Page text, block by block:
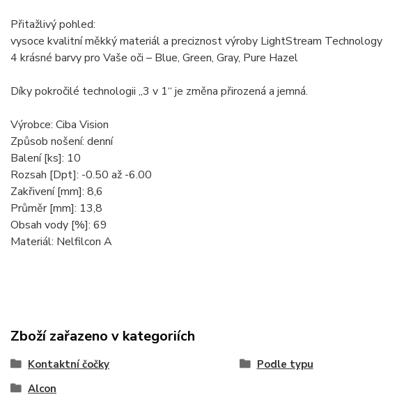
Přitažlivý pohled:
vysoce kvalitní měkký materiál a preciznost výroby LightStream Technology
4 krásné barvy pro Vaše oči – Blue, Green, Gray, Pure Hazel
Díky pokročilé technologii „3 v 1“ je změna přirozená a jemná.
Výrobce: Ciba Vision
Způsob nošení: denní
Balení [ks]: 10
Rozsah [Dpt]: -0.50 až -6.00
Zakřivení [mm]: 8,6
Průměr [mm]: 13,8
Obsah vody [%]: 69
Materiál: Nelfilcon A
Zboží zařazeno v kategoriích
Kontaktní čočky Podle typu
Alcon